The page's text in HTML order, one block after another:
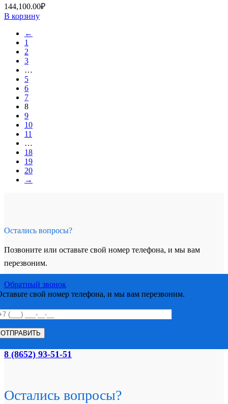
144,100.00₽
В корзину
←
1
2
3
…
5
6
7
8
9
10
11
…
18
19
20
→
Остались вопросы?
Позвоните или оставьте свой номер телефона, и мы вам
перезвоним.
Обратный звонок
свой номер телефона, и мы вам перезвоним.
8 (8652) 93-51-51
Остались вопросы?